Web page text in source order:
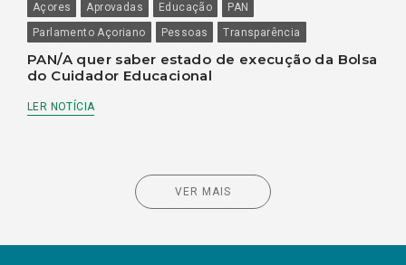
Açores Aprovadas Educação
PAN
Parlamento Açoriano
Pessoas Transparência
PAN/A quer saber estado de execução da Bolsa
do Cuidador Educacional
LER NOTÍCIA
VER MAIS